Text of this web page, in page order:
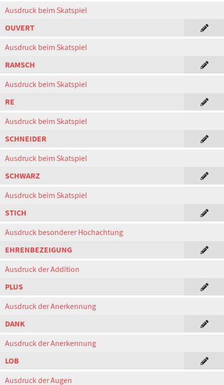
Ausdruck beim Skatspiel
OUVERT
Ausdruck beim Skatspiel
RAMSCH
Ausdruck beim Skatspiel
RE
Ausdruck beim Skatspiel
SCHNEIDER
Ausdruck beim Skatspiel
SCHWARZ
Ausdruck beim Skatspiel
STICH
Ausdruck besonderer Hochachtung
EHRENBEZEIGUNG
Ausdruck der Addition
PLUS
Ausdruck der Anerkennung
DANK
Ausdruck der Anerkennung
LOB
Ausdruck der Augen